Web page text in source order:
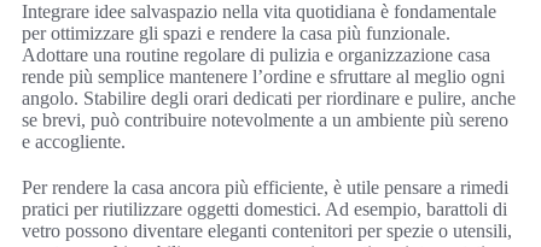
Integrare idee salvaspazio nella vita quotidiana è fondamentale
per ottimizzare gli spazi e rendere la casa più funzionale.
Adottare una routine regolare di pulizia e organizzazione casa
rende più semplice mantenere l’ordine e sfruttare al meglio ogni
angolo. Stabilire degli orari dedicati per riordinare e pulire, anche
se brevi, può contribuire notevolmente a un ambiente più sereno
e accogliente.
Per rendere la casa ancora più efficiente, è utile pensare a rimedi
pratici per riutilizzare oggetti domestici. Ad esempio, barattoli di
vetro possono diventare eleganti contenitori per spezie o utensili,